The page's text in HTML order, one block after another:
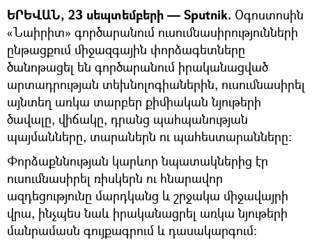
ԵՐԵՎԱՆ, 23 սեպտեմբերի — Sputnik. Օգոստոսին
«Նաիրիտ» գործարանում ուսումնասիրությունների
ընթացքում միջազգային փորձագետները
ծանոթացել են գործարանում իրականացված
արտադրության տեխնոլոգիաներին, ուսումնասիրել
այնտեղ առկա տարբեր քիմիական նյութերի
ծավալը, վիճակը, դրանց պահպանության
պայմանները, տարաներն ու պահեստարանները:
Փորձաքննության կարևոր նպատակներից էր
ուսումնասիրել ռիսկերն ու հնարավոր
ազդեցությունը մարդկանց և շրջակա միջավայրի
վրա, ինչպես նաև իրականացրել առկա նյութերի
մանրամասն գույքագրում և դասակարգում: